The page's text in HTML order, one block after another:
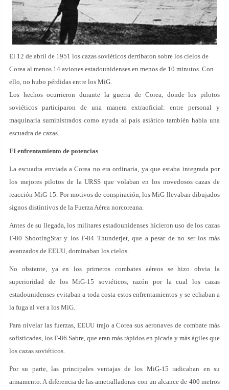
El 12 de abril de 1951 los cazas soviéticos derribaron sobre los cielos de
Corea al menos 14 aviones estadounidenses en menos de 10 minutos. Con
ello, no hubo pérdidas entre los MiG.
Los hechos ocurrieron durante la guerra de Corea, donde los pilotos
soviéticos participaron de una manera extraoficial: entre personal y
maquinaría suministrados como ayuda al país asiático también había una
escuadra de cazas.
El enfrentamiento de potencias
La escuadra enviada a Corea no era ordinaria, ya que estaba integrada por
los mejores pilotos de la URSS que volaban en los novedosos cazas de
reacción MiG-15. Por motivos de conspiración, los MiG llevaban dibujados
signos distintivos de la Fuerza Aérea norcoreana.
Antes de su llegada, los militares estadounidenses hicieron uso de los cazas
F-80 ShootingStar y los F-84 Thunderjet, que a pesar de no ser los más
avanzados de EEUU, dominaban los cielos.
No obstante, ya en los primeros combates aéreos se hizo obvia la
superioridad de los MiG-15 soviéticos, razón por la cual los cazas
estadounidenses evitaban a toda costa estos enfrentamientos y se echaban a
la fuga al ver a los MiG.
Para nivelar las fuerzas, EEUU trajo a Corea sus aeronaves de combate más
sofisticadas, los F-86 Sabre, que eran más rápidos en picada y más ágiles que
los cazas soviéticos.
Por su parte, las principales ventajas de los MiG-15 radicaban en su
armamento. A diferencia de las ametralladoras con un alcance de 400 metros